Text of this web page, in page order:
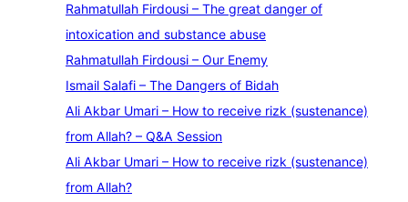
Rahmatullah Firdousi – The great danger of
intoxication and substance abuse
Rahmatullah Firdousi – Our Enemy
Ismail Salafi – The Dangers of Bidah
Ali Akbar Umari – How to receive rizk (sustenance)
from Allah? – Q&A Session
Ali Akbar Umari – How to receive rizk (sustenance)
from Allah?